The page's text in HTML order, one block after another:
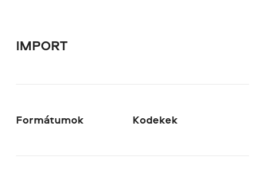
IMPORT
Formátumok Kodekek